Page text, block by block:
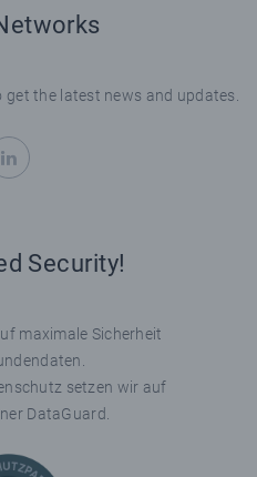
the latest news and updates.
Security!
maximale Sicherheit
setzen wir auf
DataGuard.